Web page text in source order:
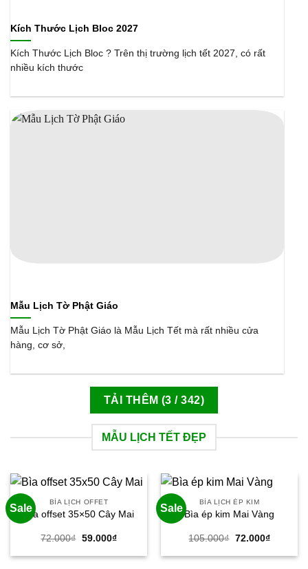
Kích Thước Lịch Bloc 2027
Kích Thước Lịch Bloc ? Trên thị trường lịch tết 2027, có rất
nhiều kích thước
Mẫu Lịch Tờ Phật Giáo
Mẫu Lịch Tờ Phật Giáo là Mẫu Lịch Tết mà rất nhiều cửa
hàng, cơ sở,
TẢI THÊM (3 / 342)
MẪU LỊCH TẾT ĐẸP
Sale
BÌA LỊCH OFFET
Bìa offset 35×50 Cây Mai
72.000₫ Giá
là:
59.000₫Giá
tại
Sale
BÌA LỊCH ÉP KIM
Bìa ép kim Mai Vàng
105.000₫ Giá
là:
72.000₫Giá
tại